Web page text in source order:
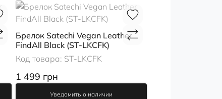
Брелок Satechi Vegan Leather
FindAll Black (ST-LKCFK)
Код товара: ST-LKCFK
1 499 грн
Уведомить о наличии